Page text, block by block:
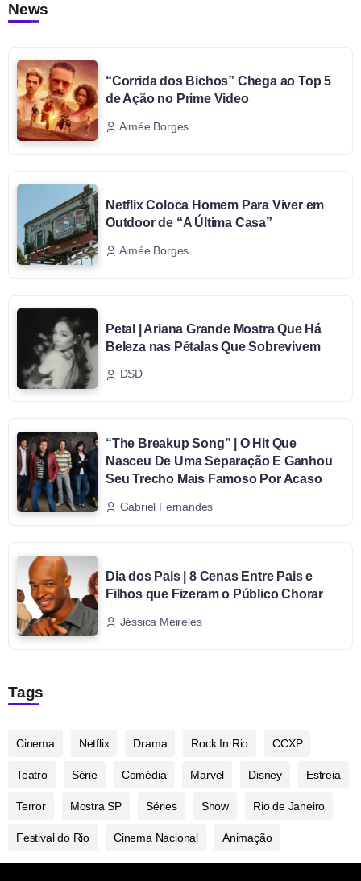
News
“Corrida dos Bichos” Chega ao Top 5
de Ação no Prime Video
Aimée Borges
Netflix Coloca Homem Para Viver em
Outdoor de “A Última Casa”
Aimée Borges
Petal | Ariana Grande Mostra Que Há
Beleza nas Pétalas Que Sobrevivem
DSD
“The Breakup Song” | O Hit Que
Nasceu De Uma Separação E Ganhou
Seu Trecho Mais Famoso Por Acaso
Gabriel Fernandes
Dia dos Pais | 8 Cenas Entre Pais e
Filhos que Fizeram o Público Chorar
Jéssica Meireles
Tags
Cinema Netflix Drama Rock In Rio CCXP
Teatro Série Comédia Marvel Disney Estreia
Terror Mostra SP Séries Show Rio de Janeiro
Festival do Rio Cinema Nacional Animação